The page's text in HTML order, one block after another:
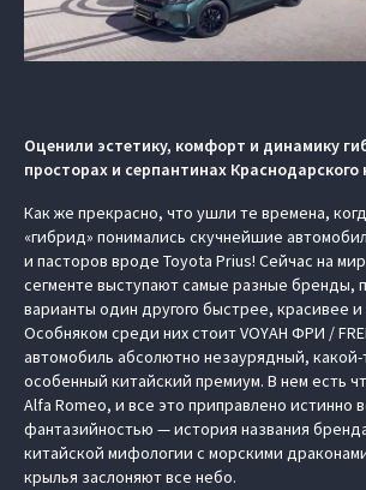
Оценили эстетику, комфорт и динамику
просторах и серпантинах Краснодарского
Как же прекрасно, что ушли те времена,
«гибрид» понимались скучнейшие
и пасторов вроде Toyota Prius! Сейчас на
сегменте выступают самые разные бренды,
варианты один другого быстрее, красивее
Особняком среди них стоит VOYAH ФРИ /
автомобиль абсолютно незаурядный,
особенный китайский премиум. В нем есть
Alfa Romeo, и все это приправлено истинно
фантазийностью — история названия
китайской мифологии с морскими
крылья заслоняют все небо.